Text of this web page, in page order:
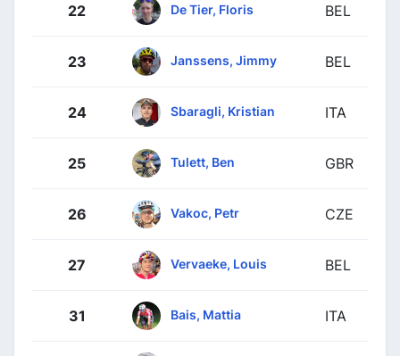
22 De Tier, Floris BEL
23 Janssens, Jimmy BEL
24 Sbaragli, Kristian ITA
25 Tulett, Ben GBR
26 Vakoc, Petr CZE
27 Vervaeke, Louis BEL
31 Bais, Mattia ITA